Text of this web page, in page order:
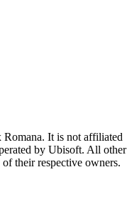
It is not affiliated
by Ubisoft. All other
their respective owners.